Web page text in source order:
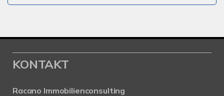
KONTAKT
Racano Immobilienconsulting